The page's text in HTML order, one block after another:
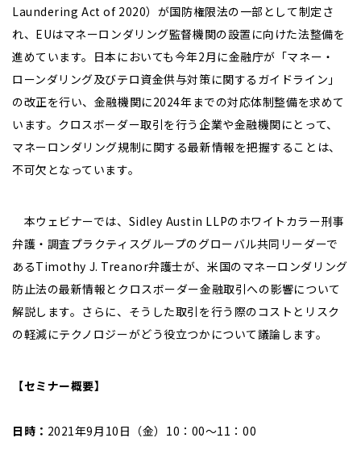
Laundering Act of 2020）が国防権限法の一部として制定さ
れ、EUはマネーロンダリング監督機関の設置に向けた法整備を
進めています。日本においても今年2月に金融庁が「マネー・
ローンダリング及びテロ資金供与対策に関するガイドライン」
の改正を行い、金融機関に2024年までの対応体制整備を求めて
います。クロスボーダー取引を行う企業や金融機関にとって、
マネーロンダリング規制に関する最新情報を把握することは、
不可欠となっています。
本ウェビナーでは、Sidley Austin LLPのホワイトカラー刑事
弁護・調査プラクティスグループのグローバル共同リーダーで
あるTimothy J. Treanor弁護士が、米国のマネーロンダリング
防止法の最新情報とクロスボーダー金融取引への影響について
解説します。さらに、そうした取引を行う際のコストとリスク
の軽減にテクノロジーがどう役立つかについて議論します。
【セミナー概要】
日時： 2021年9月10日（金）10：00～11：00